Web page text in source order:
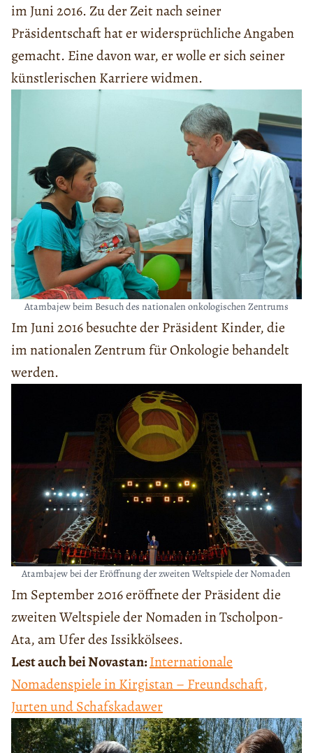
im Juni 2016. Zu der Zeit nach seiner
Präsidentschaft hat er widersprüchliche Angaben
gemacht. Eine davon war, er wolle er sich seiner
künstlerischen Karriere widmen.
Atambajew beim Besuch des nationalen onkologischen Zentrums
Im Juni 2016 besuchte der Präsident Kinder, die
im nationalen Zentrum für Onkologie behandelt
werden.
Atambajew bei der Eröffnung der zweiten Weltspiele der Nomaden
Im September 2016 eröffnete der Präsident die
zweiten Weltspiele der Nomaden in Tscholpon-
Ata, am Ufer des Issikkölsees.
Lest auch bei Novastan:Internationale
Nomadenspiele in Kirgistan – Freundschaft,
Jurten und Schafskadawer